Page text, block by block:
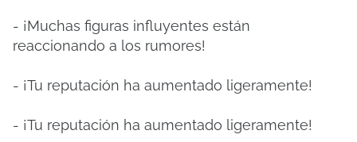
- ¡Muchas figuras influyentes están
reaccionando a los rumores!
- ¡Tu reputación ha aumentado ligeramente!
- ¡Tu reputación ha aumentado ligeramente!